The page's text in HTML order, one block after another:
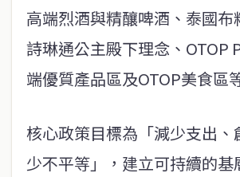
高端烈酒與精釀啤酒、泰國
詩琳通公主殿下理念、OTOP
端優質產品區及OTOP美食區
核心政策目標為「減少支出
少不平等」，建立可持續的基